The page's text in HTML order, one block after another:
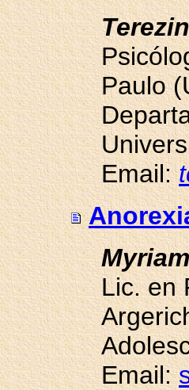
Paulo
Email:
Lic. en
Email: